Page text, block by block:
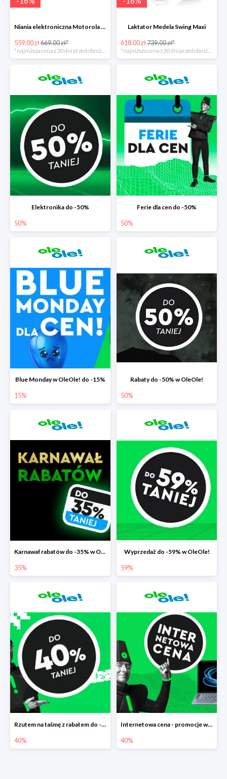
Niania elektroniczna Motorola MBP 667 Connect
559.00 zł669.00 zł*
*najniższa cena z 30 dni przed obniżką
Laktator Medela Swing Maxi
618.00 zł739.00 zł*
*najniższa cena z 30 dni przed obniżką
Elektronika do -50%
50%
Ferie dla cen do -50%
50%
Blue Monday w OleOle! do -15%
15%
Rabaty do -50% w OleOle!
50%
Karnawał rabatów do -35% w OleOle!
35%
Wyprzedaż do -59% w OleOle!
59%
Rzutem na taśmę z rabatem do -40%
40%
Internetowa cena - promocje w Ole Ole! do -40%
40%